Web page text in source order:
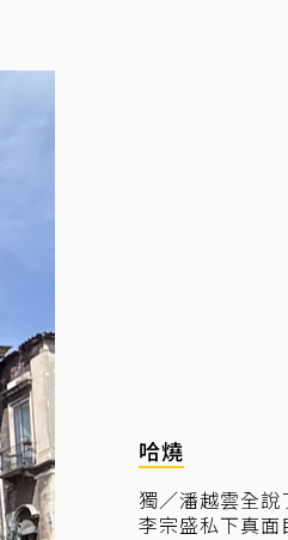
哈燒
獨／潘越雲全
李宗盛私下真面